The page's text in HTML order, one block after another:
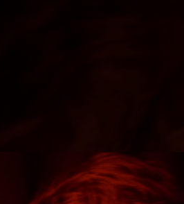
You're all set!
Un día nos vamos a morir